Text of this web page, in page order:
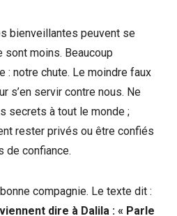
bienveillantes peuvent se
moins. Beaucoup
: notre chute. Le moindre faux
s’en servir contre nous. Ne
secrets à tout le monde ;
rester privés ou être confiés
de confiance.
compagnie. Le texte dit :
dire à Dalila : « Parle